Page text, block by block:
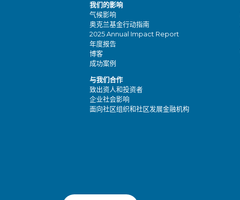
我们的影响
气候影响
奥克兰基金行动指南
2025 Annual Impact Report
年度报告
博客
成功案例
与我们合作
致出资人和投资者
企业社会影响
面向社区组织和社区发展金融机构